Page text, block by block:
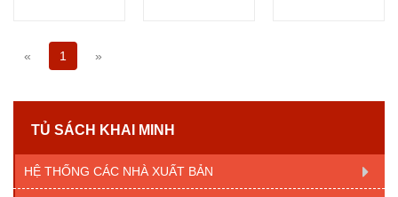
« 1 »
TỦ SÁCH KHAI MINH
HỆ THỐNG CÁC NHÀ XUẤT BẢN